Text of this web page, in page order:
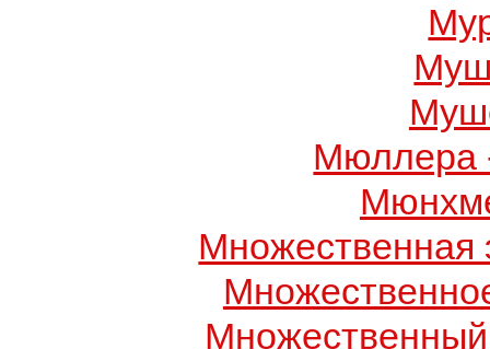
Мюллера
Множественная